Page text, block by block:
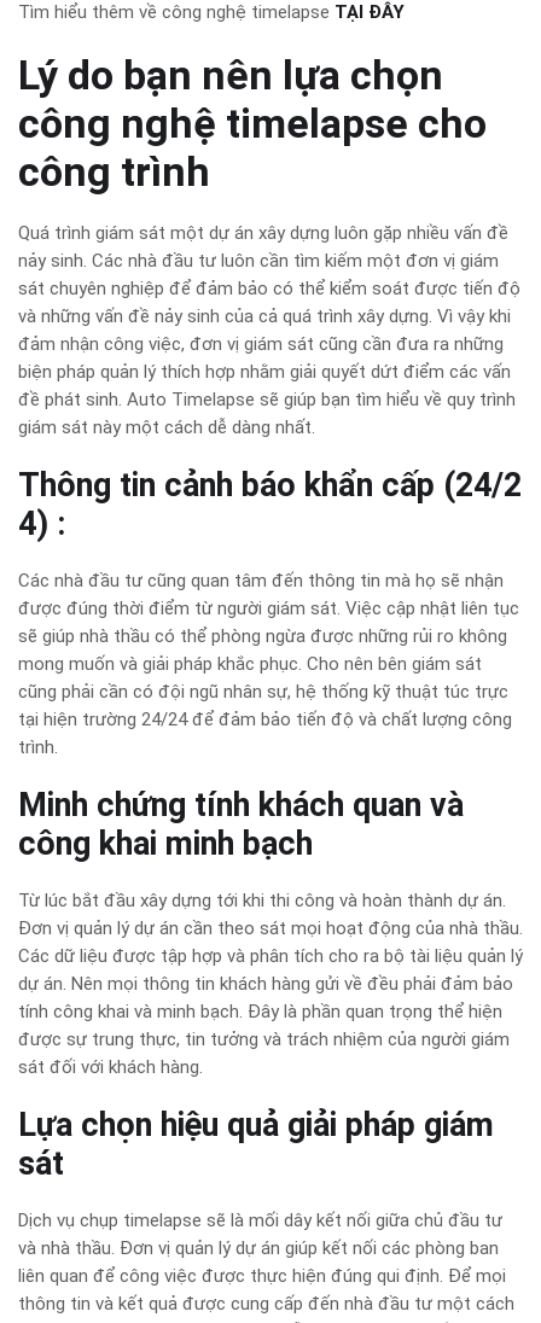
Tìm hiểu thêm về công nghệ timelapse TẠI ĐÂY
Lý do bạn nên lựa chọn
công nghệ timelapse cho
công trình
Quá trình giám sát một dự án xây dựng luôn gặp nhiều vấn đề
nảy sinh. Các nhà đầu tư luôn cần tìm kiếm một đơn vị giám
sát chuyên nghiệp để đảm bảo có thể kiểm soát được tiến độ
và những vấn đề nảy sinh của cả quá trình xây dựng. Vì vậy khi
đảm nhận công việc, đơn vị giám sát cũng cần đưa ra những
biện pháp quản lý thích hợp nhằm giải quyết dứt điểm các vấn
đề phát sinh. Auto Timelapse sẽ giúp bạn tìm hiểu về quy trình
giám sát này một cách dễ dàng nhất.
Thông tin cảnh báo khẩn cấp (24/2
4) :
Các nhà đầu tư cũng quan tâm đến thông tin mà họ sẽ nhận
được đúng thời điểm từ người giám sát. Việc cập nhật liên tục
sẽ giúp nhà thầu có thể phòng ngừa được những rủi ro không
mong muốn và giải pháp khắc phục. Cho nên bên giám sát
cũng phải cần có đội ngũ nhân sự, hệ thống kỹ thuật túc trực
tại hiện trường 24/24 để đảm bảo tiến độ và chất lượng công
trình.
Minh chứng tính khách quan và
công khai minh bạch
Từ lúc bắt đầu xây dựng tới khi thi công và hoàn thành dự án.
Đơn vị quản lý dự án cần theo sát mọi hoạt động của nhà thầu.
Các dữ liệu được tập hợp và phân tích cho ra bộ tài liệu quản lý
dự án. Nên mọi thông tin khách hàng gửi về đều phải đảm bảo
tính công khai và minh bạch. Đây là phần quan trọng thể hiện
được sự trung thực, tin tưởng và trách nhiệm của người giám
sát đối với khách hàng.
Lựa chọn hiệu quả giải pháp giám
sát
Dịch vụ chụp timelapse sẽ là mối dây kết nối giữa chủ đầu tư
và nhà thầu. Đơn vị quản lý dự án giúp kết nối các phòng ban
liên quan để công việc được thực hiện đúng qui định. Để mọi
thông tin và kết quả được cung cấp đến nhà đầu tư một cách